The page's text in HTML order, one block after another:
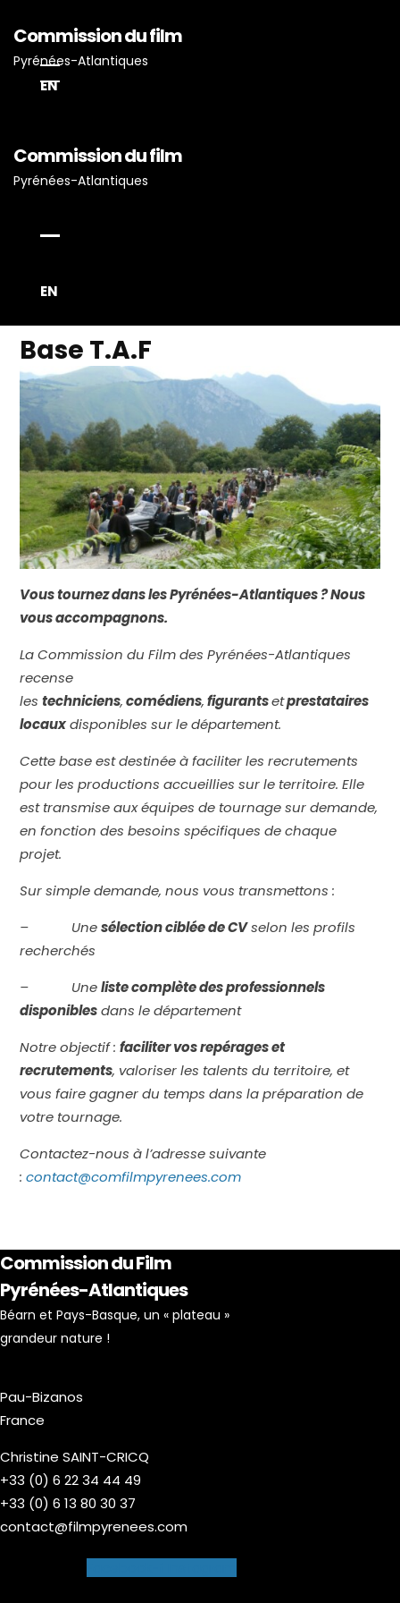
Commission du film
Pyrénées-Atlantiques
EN
Commission du film
Pyrénées-Atlantiques
EN
Accueil
Actualités
Base T.A.F
Vous tournez dans les Pyrénées-Atlantiques ? Nous
vous accompagnons.
La Commission du Film des Pyrénées-Atlantiques
recense
lestechniciens,comédiens,figurantsetprestataires
locauxdisponibles sur le département.
Cette base est destinée à faciliter les recrutements
pour les productions accueillies sur le territoire. Elle
est transmise aux équipes de tournage sur demande,
en fonction des besoins spécifiques de chaque
projet.
Sur simple demande, nous vous transmettons :
– Unesélection ciblée de CVselon les profils
recherchés
– Uneliste complète des professionnels
disponiblesdans le département
Notre objectif :faciliter vos repérages et
recrutements, valoriser les talents du territoire, et
vous faire gagner du temps dans la préparation de
votre tournage.
Contactez-nous à l’adresse suivante
:contact@comfilmpyrenees.com
Commission du Film
Pyrénées-Atlantiques
Béarn et Pays-Basque, un « plateau »
grandeur nature !
Pau-Bizanos
France
Christine SAINT-CRICQ
+33 (0) 6 22 34 44 49
+33 (0) 6 13 80 30 37
contact@filmpyrenees.com